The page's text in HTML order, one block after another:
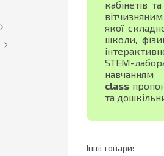
кабінетів
якої
школи,
STEM-
навчанням
class
та
Інші товари: